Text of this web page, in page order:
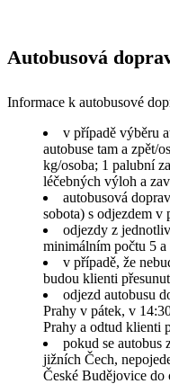
Autobusová
Informace k autobusové
v případě výběru
autobuse tam a zpět/
kg/osoba; 1 palubní
léčebných výloh a
autobusová
sobota) s odjezdem v
odjezdy z
minimálním počtu 5
v případě, že
budou klienti
odjezd autobusu
Prahy v pátek, v
Prahy a odtud klienti
pokud se autobus
jižních Čech,
České Budějovice do